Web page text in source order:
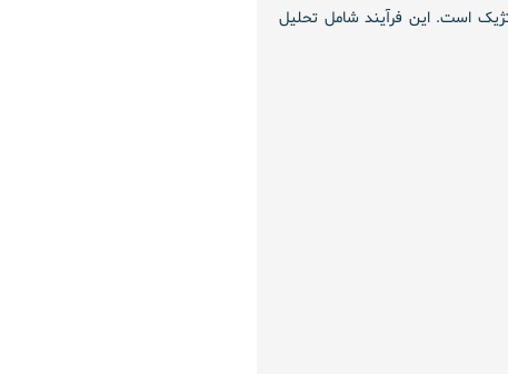
است. این فرآیند شامل تحلیل